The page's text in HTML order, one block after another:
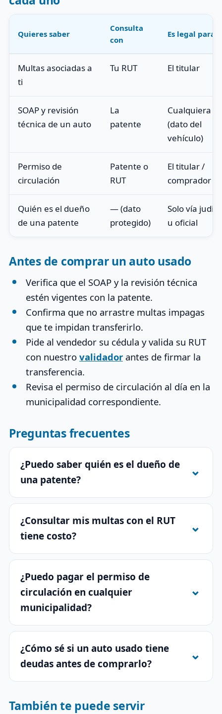
Quieres saber
Consulta
con
Es legal para
Multas asociadas a
ti
Tu RUT El titular
SOAP y revisión
técnica de un auto
La
patente
Cualquiera
(dato del
vehículo)
Permiso de
circulación
Patente o
RUT
El titular /
comprador
Quién es el dueño
de una patente
— (dato
protegido)
Solo vía
u oficial
Antes de comprar un auto usado
Verifica que el SOAP y la revisión técnica
estén vigentes con la patente.
Confirma que no arrastre multas impagas
que te impidan transferirlo.
Pide al vendedor su cédula y valida su RUT
con nuestro validador antes de firmar la
transferencia.
Revisa el permiso de circulación al día en la
municipalidad correspondiente.
Preguntas frecuentes
¿Puedo saber quién es el dueño de
una patente?
¿Consultar mis multas con el RUT
tiene costo?
¿Puedo pagar el permiso de
circulación en cualquier
municipalidad?
¿Cómo sé si un auto usado tiene
deudas antes de comprarlo?
También te puede servir